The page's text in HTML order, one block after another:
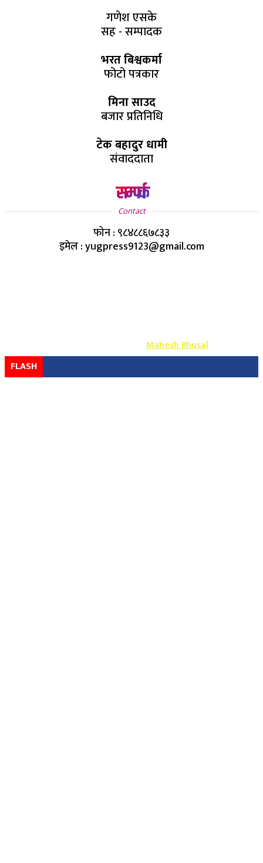
गणेश एसके
सह - सम्पादक
भरत बिश्वकर्मा
फोटो पत्रकार
मिना साउद
बजार प्रतिनिधि
टेक बहादुर धामी
संवाददाता
सम्पर्क
Contact
फोन : ९८४८८६७८३३
इमेल : yugpress9123@gmail.com
Design & Develop By-Mahesh Bhusal
FLASH